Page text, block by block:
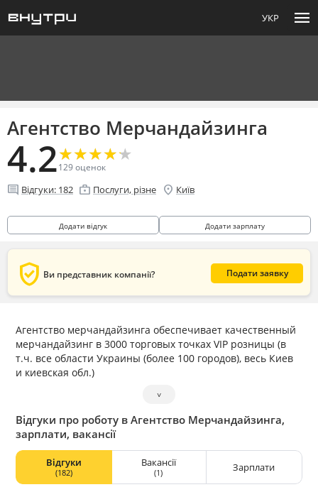
УКР menu
Агентство Мерчандайзинга
4.2★
★★
★★
★★
★★
★
129оценок
comment Відгуки: 182 enterprise Послуги, різне location_on Київ
Додати відгук Додати зарплату
verified_user Ви представник компанії? Подати заявку
Агентство мерчандайзинга обеспечивает качественный
мерчандайзинг в 3000 торговых точках VIP розницы (в
т.ч. все области Украины (более 100 городов), весь Киев
и киевская обл.)
˅
Відгуки про роботу в Агентство Мерчандайзинга,
зарплати, вакансії
Відгуки
(182)
Вакансії
(1) Зарплати